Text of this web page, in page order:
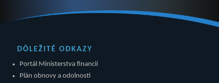
DÔLEŽITÉ ODKAZY
Portál Ministerstva financií
Plán obnovy a odolnosti